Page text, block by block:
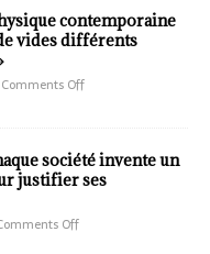
contemporaine
vides différents
Comments Off
société invente un
justifier ses
Off